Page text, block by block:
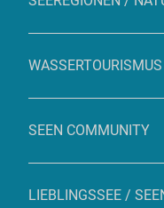
SEEN COMMUNITY
LIEBLINGSSEE /